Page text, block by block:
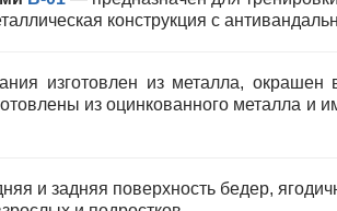
конструкция с
изготовлен из металла,
из оцинкованного металла и
и задняя поверхность бедер,